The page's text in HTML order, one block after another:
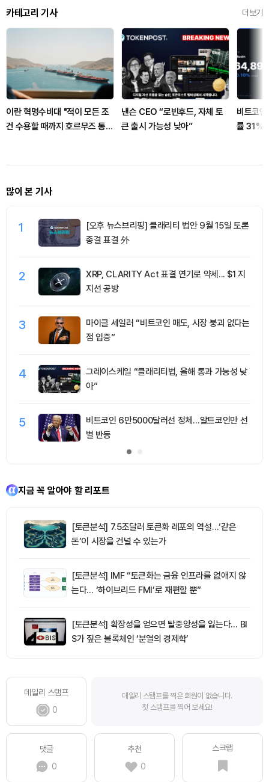
카테고리 기사 더보기
이란 혁명수비대 "적이 모든 조
건 수용할 때까지 호르무즈 통
낸슨 CEO “로빈후드, 자체 토
큰 출시 가능성 낮아”
비트코
률
많이 본 기사
1
[오후 뉴스브리핑] 클래리티 법안 9월 15일 토론
종결 표결 外
2
XRP, CLARITY Act 표결 연기로 약세... $1 지
지선 공방
3
마이클 세일러 “비트코인 매도, 시장 붕괴 없다는
점 입증”
4
그레이스케일 “클래리티법, 올해 통과 가능성 낮
아”
5
비트코인 6만5000달러선 정체…알트코인만 선
별 반등
지금 꼭 알아야 할 리포트
[토큰분석] 7.5조달러 토큰화 레포의 역설…‘같은
돈’이 시장을 건널 수 있는가
[토큰분석] IMF “토큰화는 금융 인프라를 없애지 않
는다… ‘하이브리드 FMI’로 재편할 뿐”
[토큰분석] 확장성을 얻으면 탈중앙성을 잃는다… BI
S가 짚은 블록체인 ‘분열의 경제학’
데일리 스탬프
0
데일리 스탬프를 찍은 회원이 없습니다.
첫 스탬프를 찍어 보세요!
댓글
0
추천
0
스크랩